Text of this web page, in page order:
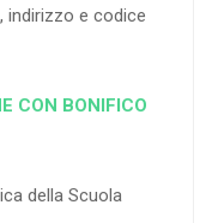
indirizzo e codice
CON BONIFICO
della Scuola